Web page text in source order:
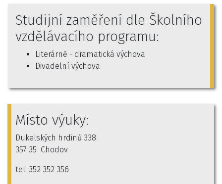
Studijní zaměření dle Školního
vzdělávacího programu:
Literárně - dramatická výchova
Divadelní výchova
Místo výuky:
Dukelských hrdinů 338
357 35 Chodov
tel: 352 352 356